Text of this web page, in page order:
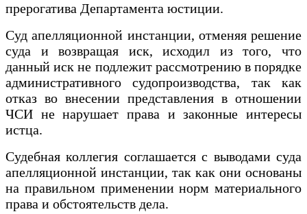
прерогатива Департамента юстиции.
Суд апелляционной инстанции, отменяя решение
суда и возвращая иск, исходил из того, что
данный иск не подлежит рассмотрению в порядке
административного судопроизводства, так как
отказ во внесении представления в отношении
ЧСИ не нарушает права и законные интересы
истца.
Судебная коллегия соглашается с выводами суда
апелляционной инстанции, так как они основаны
на правильном применении норм материального
права и обстоятельств дела.